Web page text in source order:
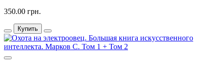
350.00 грн.
Купить